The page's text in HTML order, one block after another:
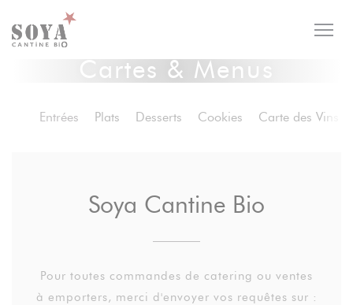
Personnalisation de vos choix en matière de cookies
Cartes & Menus
Entrées Plats Desserts Cookies Carte des Vins
Soya Cantine Bio
Pour toutes commandes de catering ou ventes
à emporters, merci d'envoyer vos requêtes sur :